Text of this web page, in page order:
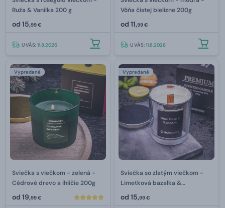
Ruža & Vanilka 200 g
od 15,99 €
U VÁS:11.8.2026
Vôňa čistej bielizne 200g
od 11,99 €
U VÁS:11.8.2026
Vypredané
Sviečka s viečkom - zelená -
Cédrové drevo a ihličie 200g
od 19,99 €
Vypredané
Sviečka so zlatým viečkom -
Limetková bazalka &
Mandarínka 200 g
od 15,99 €